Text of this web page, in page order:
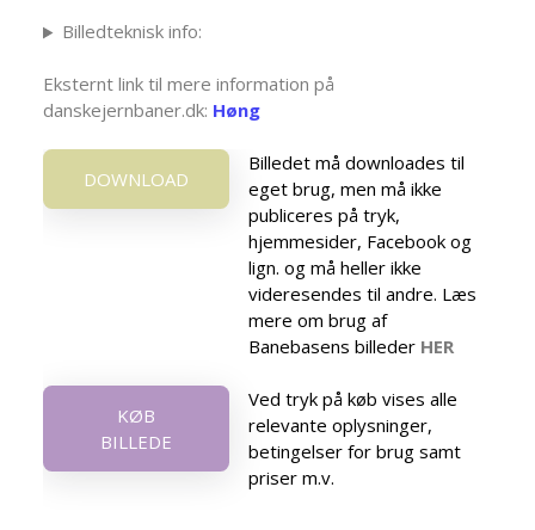
Billedteknisk info:
Eksternt link til mere information på
danskejernbaner.dk: Høng
DOWNLOAD
Billedet må downloades til
eget brug, men må ikke
publiceres på tryk,
hjemmesider, Facebook og
lign. og må heller ikke
videresendes til andre. Læs
mere om brug af
Banebasens billeder HER
KØB
BILLEDE
Ved tryk på køb vises alle
relevante oplysninger,
betingelser for brug samt
priser m.v.